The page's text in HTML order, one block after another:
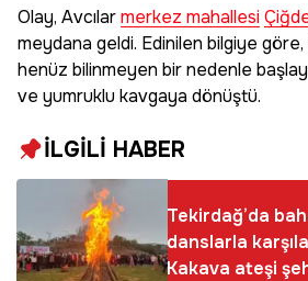
Olay, Avcılarmerkez mahallesi
meydana geldi. Edinilen bilgiye göre,
henüz bilinmeyen bir nedenle
ve yumruklu kavgaya dönüştü.
İLGİLİ HABER
Tekirdağ’da
danslarla
Kakava ateşi